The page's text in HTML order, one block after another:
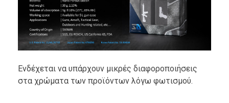
Ενδέχεται να υπάρχουν μικρές διαφοροποιήσεις
στα χρώματα των προϊόντων λόγω φωτισμού.